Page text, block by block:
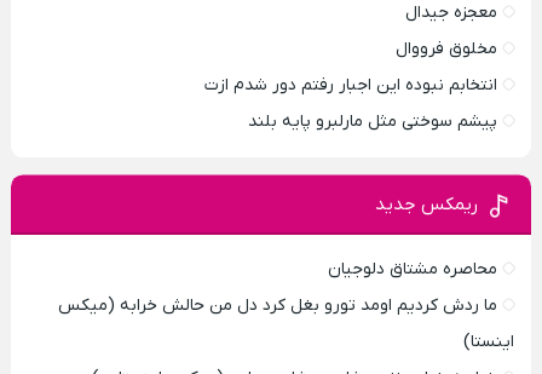
معجزه جیدال
مخلوق فرووال
انتخابم نبوده این اجبار رفتم دور شدم ازت
پیشم سوختی مثل مارلبرو پایه بلند
ریمکس جدید
محاصره مشتاق دلوجیان
ما ردش کردیم اومد تورو بغل کرد دل من حالش خرابه (میکس
اینستا)